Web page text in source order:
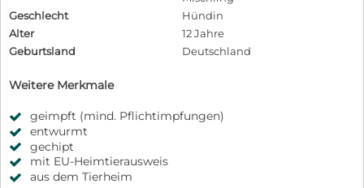
Geschlecht
Hündin
Alter
12 Jahre
Geburtsland
Deutschland
Weitere Merkmale
geimpft (mind. Pflichtimpfungen)
entwurmt
gechipt
mit EU-Heimtierausweis
aus dem Tierheim